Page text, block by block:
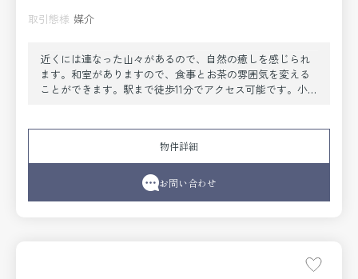
取引態様 媒介
近くには連なった山々があるので、自然の癒しを感じられ
ます。和室がありますので、食事とお茶の雰囲気を変える
ことができます。駅まで徒歩11分でアクセス可能です。小学
住サービス 岡本店までご連絡ください。プロのスタッフが
お客様の不動産購入をサポート致します。
物件詳細
お問い合わせ